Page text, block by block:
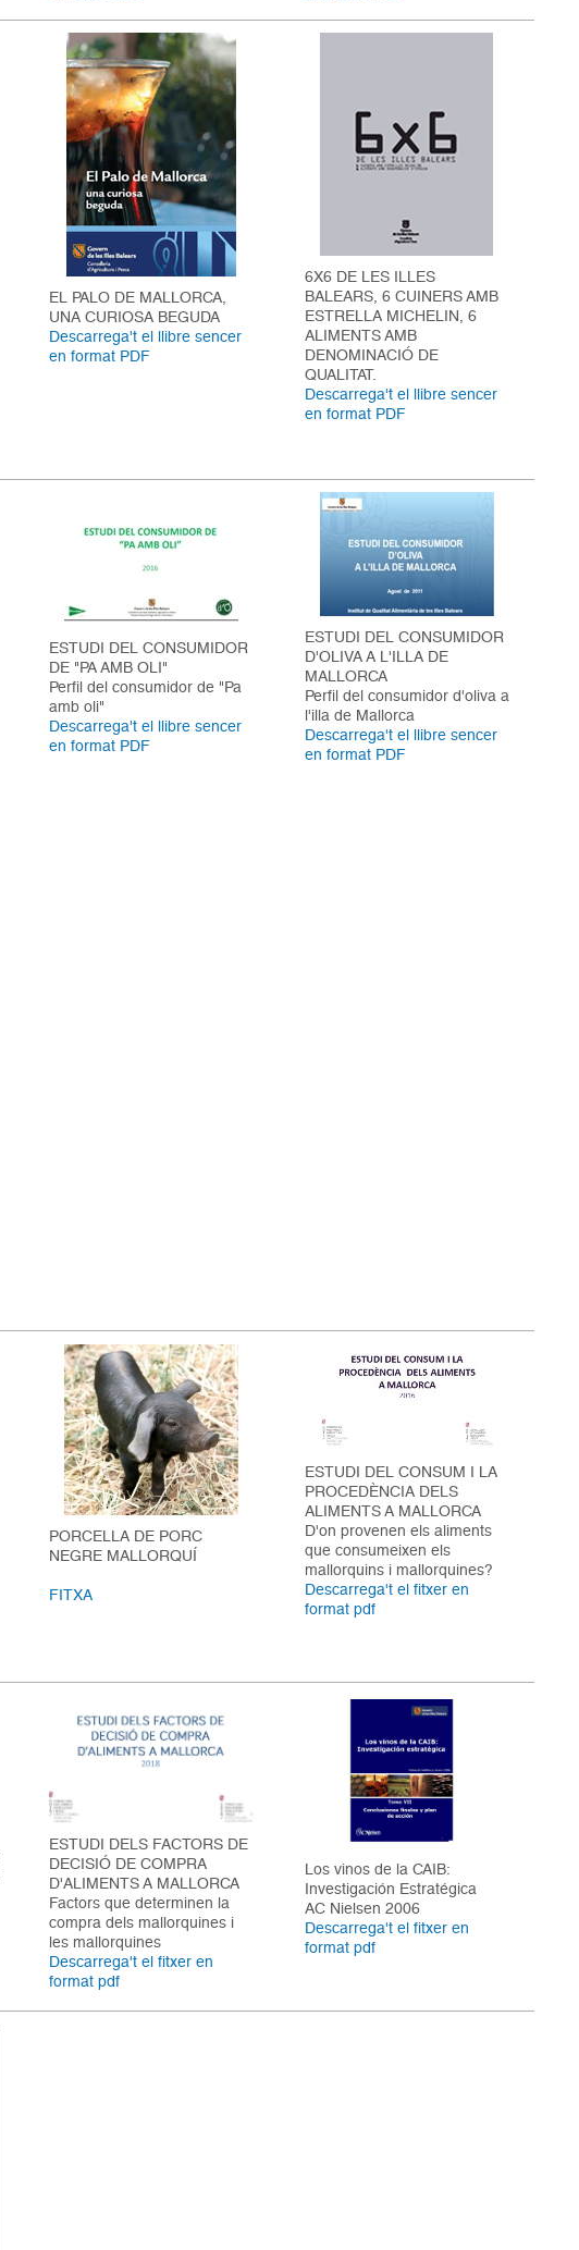
EL PALO DE MALLORCA,
UNA CURIOSA BEGUDA
Descarrega't el llibre sencer
en format PDF
6X6 DE LES ILLES
BALEARS, 6 CUINERS AMB
ESTRELLA MICHELIN, 6
ALIMENTS AMB
DENOMINACIÓ DE
QUALITAT.
Descarrega't el llibre sencer
en format PDF
ESTUDI DEL CONSUMIDOR
DE "PA AMB OLI"
Perfil del consumidor de "Pa
amb oli"
Descarrega't el llibre sencer
en format PDF
ESTUDI DEL CONSUMIDOR
D'OLIVA A L'ILLA DE
MALLORCA
Perfil del consumidor d'oliva a
l'illa de Mallorca
Descarrega't el llibre sencer
en format PDF
PORCELLA DE PORC
NEGRE MALLORQUÍ
FITXA
ESTUDI DEL CONSUM I LA
PROCEDÈNCIA DELS
ALIMENTS A MALLORCA
D'on provenen els aliments
que consumeixen els
mallorquins i mallorquines?
Descarrega't el fitxer en
format pdf
ESTUDI DELS FACTORS DE
DECISIÓ DE COMPRA
D'ALIMENTS A MALLORCA
Factors que determinen la
compra dels mallorquines i
les mallorquines
Descarrega't el fitxer en
format pdf
Los vinos de la CAIB:
Investigación Estratégica
AC Nielsen 2006
Descarrega't el fitxer en
format pdf